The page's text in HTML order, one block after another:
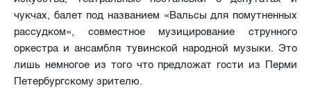
чукчах, балет под названием «Вальсы для помутненных
рассудком», совместное музицирование струнного
оркестра и ансамбля тувинской народной музыки. Это
лишь немногое из того что предложат гости из Перми
Петербургскому зрителю.